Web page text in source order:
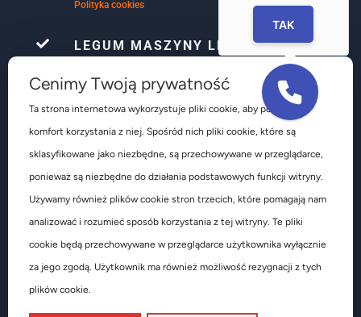
Polityka cookies
 LEGUM MASZYNY LEŚNIAK
kompleksowym wyposażeniem warsztatów
samochodowych głównie w obsłudze ogumienia są to
głównie urządzenia do obsługi kół osobowych
dostawczych ciężarowych autobusów pojazdów
Cenimy Twoją prywatność
Ta strona internetowa wykorzystuje pliki cookie, aby poprawić
komfort korzystania z niej. Spośród nich pliki cookie, które są
sklasyfikowane jako niezbędne, są przechowywane w przeglądarce,
ponieważ są niezbędne do działania podstawowych funkcji witryny.
Używamy również plików cookie stron trzecich, które pomagają nam
analizować i rozumieć sposób korzystania z tej witryny. Te pliki
cookie będą przechowywane w przeglądarce użytkownika wyłącznie
za jego zgodą. Użytkownik ma również możliwość rezygnacji z tych
plików cookie.
TAK